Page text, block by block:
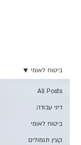
All Posts
דיני עבודה
ביטוח לאומי
קצין תגמולים
ביטוח לאומי